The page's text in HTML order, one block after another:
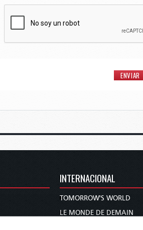
INTERNACIONAL
TOMORROW'S WORLD
LE MONDE DE DEMAIN